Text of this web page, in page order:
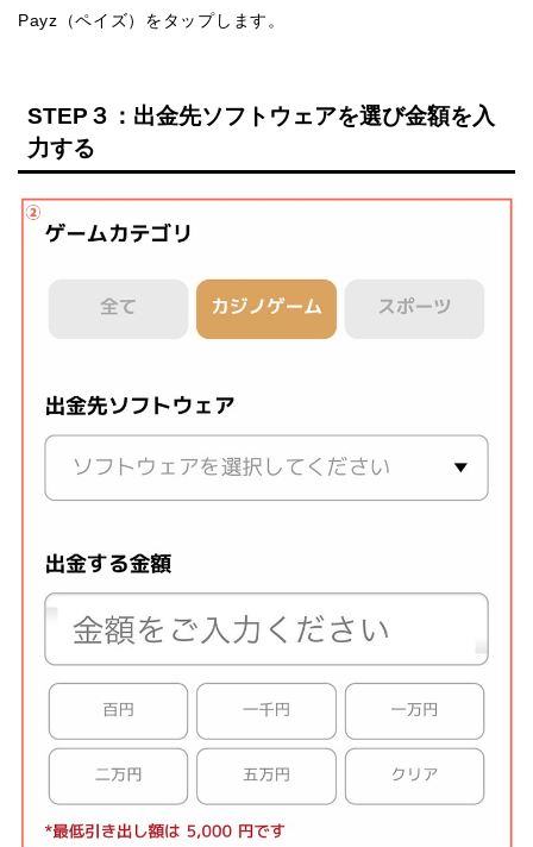
Payz（ペイズ）をタップします。
STEP３：出金先ソフトウェアを選び金額を入
力する